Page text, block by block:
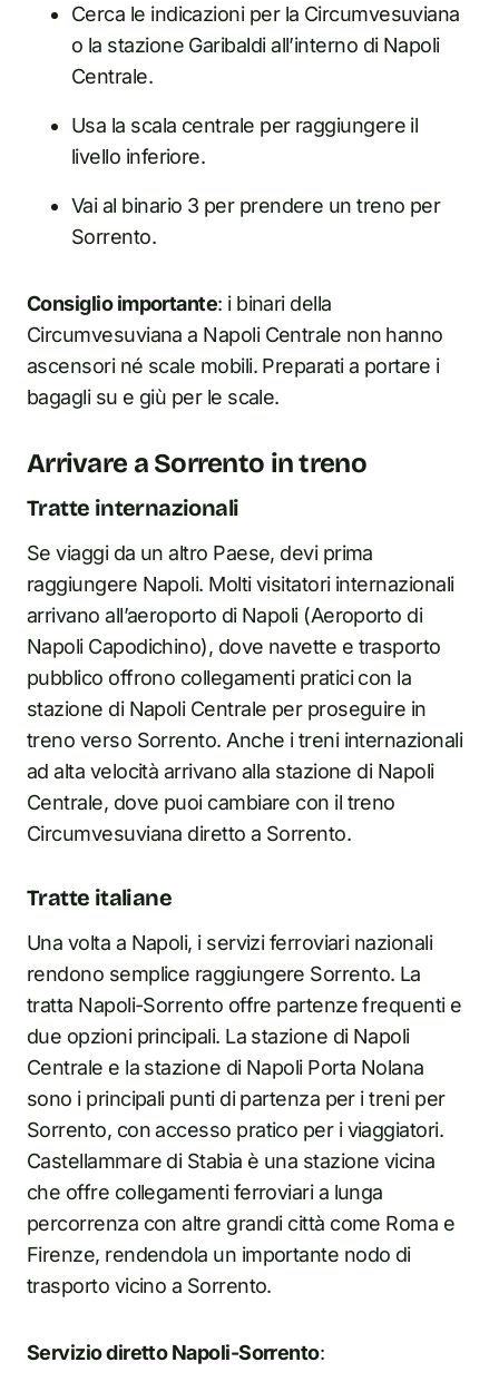
Cerca le indicazioni per la Circumvesuviana
o la stazione Garibaldi all’interno di Napoli
Centrale.
Usa la scala centrale per raggiungere il
livello inferiore.
Vai al binario 3 per prendere un treno per
Sorrento.
Consiglio importante: i binari della
Circumvesuviana a Napoli Centrale non hanno
ascensori né scale mobili. Preparati a portare i
bagagli su e giù per le scale.
Arrivare a Sorrento intreno
Tratte internazionali
Se viaggi da un altro Paese, devi prima
raggiungere Napoli. Molti visitatori internazionali
arrivano all’aeroporto di Napoli (Aeroporto di
Napoli Capodichino), dove navette e trasporto
pubblico offrono collegamenti pratici con la
stazione di Napoli Centrale per proseguire in
treno verso Sorrento. Anche i treni internazionali
ad alta velocità arrivano alla stazione di Napoli
Centrale, dove puoi cambiare con il treno
Circumvesuviana diretto a Sorrento.
Tratte italiane
Una volta a Napoli, i servizi ferroviari nazionali
rendono semplice raggiungere Sorrento. La
tratta Napoli-Sorrento offre partenze frequenti e
due opzioni principali. La stazione di Napoli
Centrale e la stazione di Napoli Porta Nolana
sono i principali punti di partenza per i treni per
Sorrento, con accesso pratico per i viaggiatori.
Castellammare di Stabia è una stazione vicina
che offre collegamenti ferroviari a lunga
percorrenza con altre grandi città come Roma e
Firenze, rendendola un importante nodo di
trasporto vicino a Sorrento.
Servizio diretto Napoli-Sorrento: